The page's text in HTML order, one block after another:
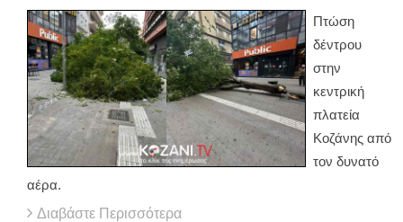
Πτώση
δέντρου
στην
κεντρική
πλατεία
Κοζάνης από
τον δυνατό
αέρα.
Διαβάστε Περισσότερα